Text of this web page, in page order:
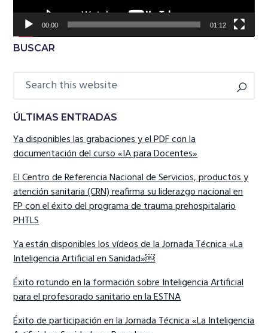
00:00 01:12
BUSCAR
ÚLTIMAS ENTRADAS
Ya disponibles las grabaciones y el PDF con la
documentación del curso «IA para Docentes»
El Centro de Referencia Nacional de Servicios, productos y
atención sanitaria (CRN) reafirma su liderazgo nacional en
FP con el éxito del programa de trauma prehospitalario
PHTLS
Ya están disponibles los vídeos de la Jornada Técnica «La
Inteligencia Artificial en Sanidad»￼
Éxito rotundo en la formación sobre Inteligencia Artificial
para el profesorado sanitario en la ESTNA
Éxito de participación en la Jornada Técnica «La Inteligencia